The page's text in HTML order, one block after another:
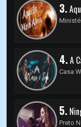
3.
4.A
Casa
5.
Preto